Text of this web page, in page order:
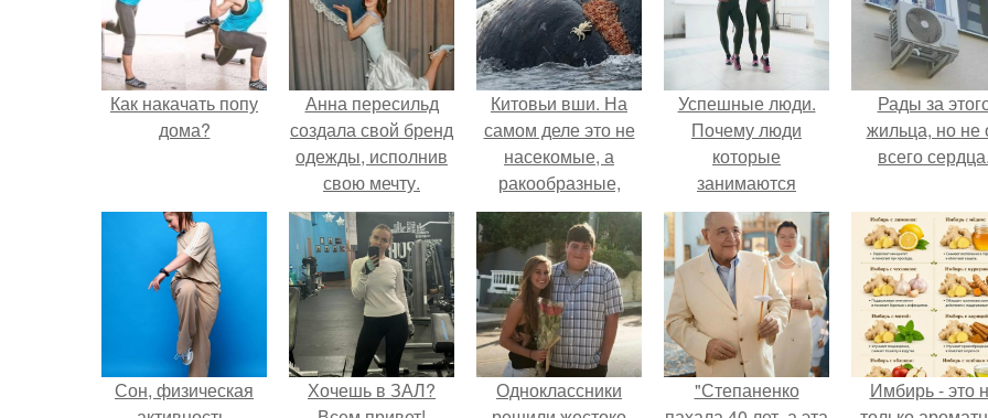
Как накачать попу
дома?
Анна пересильд
создала свой бренд
одежды, исполнив
свою мечту.
Китовьи вши. На
самом деле это не
насекомые, а
ракообразные,
относящиеся к
бокоплавам.
Успешные люди.
Почему люди
которые
занимаются
спортом всегда
будут успешные и
востребованные в
любой сфере
деятельности.
Рады за
жильца, но не
всего
Сон, физическая
Хочешь в ЗАЛ?
Одноклассники
"Степаненко
Имбирь - это